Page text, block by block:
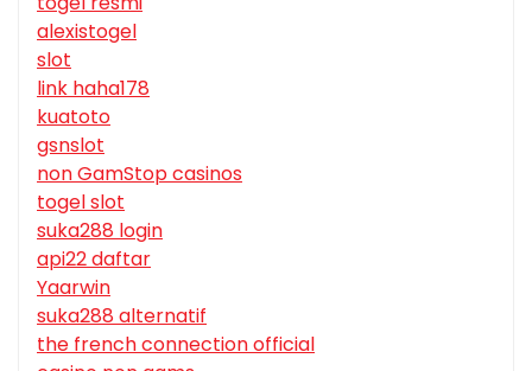
alexistogel
slot
link haha178
kuatoto
gsnslot
non GamStop casinos
togel slot
suka288 login
api22 daftar
Yaarwin
suka288 alternatif
the french connection official